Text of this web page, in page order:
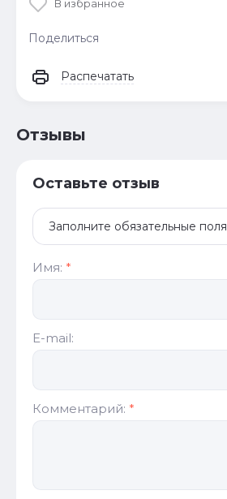
В избранное
Поделиться
Распечатать
Отзывы
Оставьте отзыв
Заполните обязательные поля
Имя: *
E-mail:
Комментарий: *